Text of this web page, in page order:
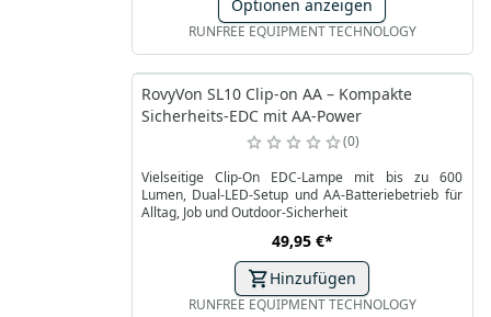
Optionen anzeigen
RUNFREE EQUIPMENT TECHNOLOGY
RovyVon SL10 Clip-on AA – Kompakte
Sicherheits-EDC mit AA-Power
0
Vielseitige Clip-On EDC-Lampe mit bis zu 600
Lumen, Dual-LED-Setup und AA-Batteriebetrieb für
Alltag, Job und Outdoor-Sicherheit
49,95 €*
Hinzufügen
RUNFREE EQUIPMENT TECHNOLOGY